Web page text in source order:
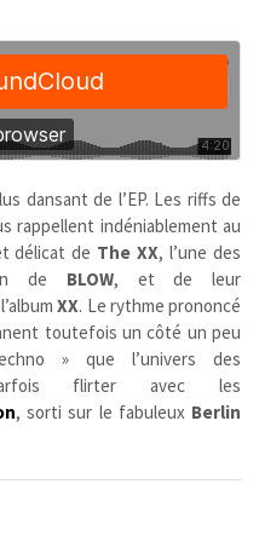
dansant de l’EP. Les riffs de
rappellent indéniablement au
délicat de The XX, l’une des
de BLOW, et de leur
XX. Le rythme prononcé
toutefois un côté un peu
» que l’univers des
flirter avec les
, sorti sur le fabuleux Berlin